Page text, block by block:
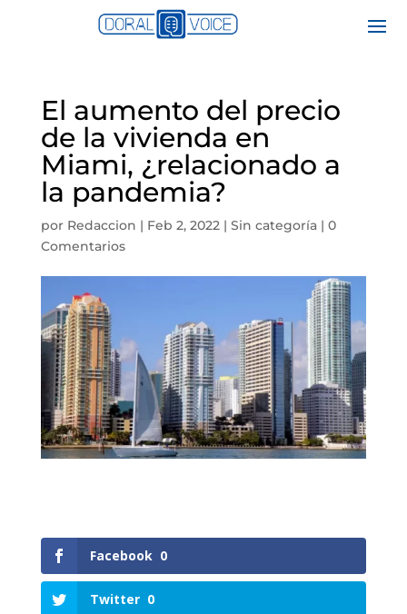
El aumento del precio
de la vivienda en
Miami, ¿relacionado a
la pandemia?
por Redaccion | Feb 2, 2022| Sin categoría| 0
Comentarios
Facebook 0
Twitter 0